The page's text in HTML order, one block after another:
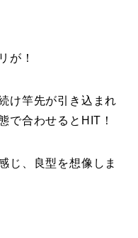
が！
け竿先が引き込まれ
で合わせるとHIT！
じ、良型を想像しま